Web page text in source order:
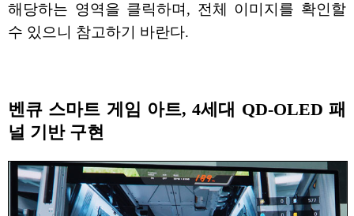
해당하는 영역을 클릭하며, 전체 이미지를 확인할
수 있으니 참고하기 바란다.
벤큐 스마트 게임 아트, 4세대 QD-OLED 패
널 기반 구현